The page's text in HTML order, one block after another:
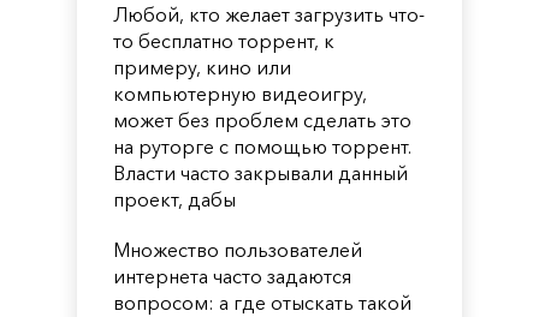
Любой, кто желает загрузить что-
то бесплатно торрент, к
примеру, кино или
компьютерную видеоигру,
может без проблем сделать это
на руторге с помощью торрент.
Власти часто закрывали данный
проект, дабы
Множество пользователей
интернета часто задаются
вопросом: а где отыскать такой